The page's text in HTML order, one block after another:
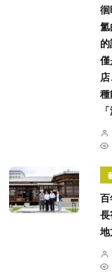
徊
氳
僅
種
百
地